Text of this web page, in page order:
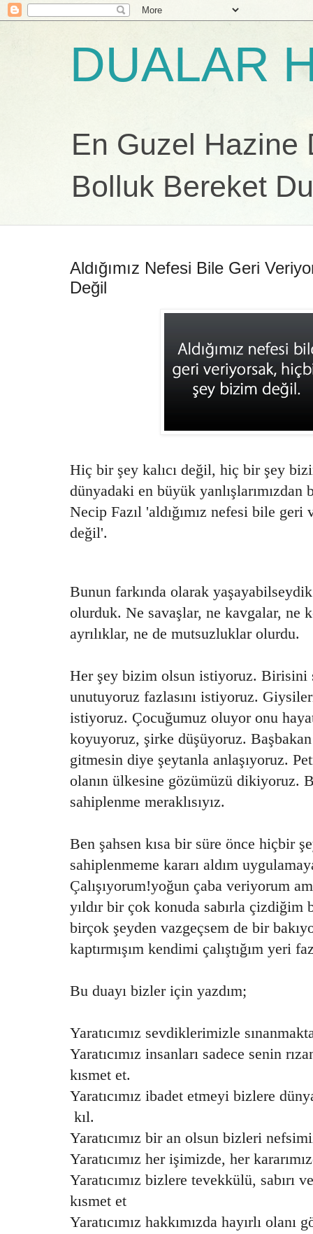
DUALAR
En Guzel Hazine
Bolluk Bereket
Aldığımız Nefesi Bile Geri
Değil
Hiç bir şey kalıcı değil, hiç bir şey
dünyadaki en büyük
Necip Fazıl 'aldığımız nefesi bile
değil'.
Bunun farkında olarak
olurduk. Ne savaşlar, ne kavgalar, ne
ayrılıklar, ne de mutsuzluklar olurdu.
Her şey bizim olsun istiyoruz. Birisini
unutuyoruz fazlasını istiyoruz.
istiyoruz. Çocuğumuz oluyor onu
koyuyoruz, şirke düşüyoruz.
gitmesin diye şeytanla anlaşıyoruz.
olanın ülkesine gözümüzü dikiyoruz.
sahiplenme meraklısıyız.
Ben şahsen kısa bir süre önce hiçbir
sahiplenmeme kararı aldım
Çalışıyorum!yoğun çaba veriyorum
yıldır bir çok konuda sabırla çizdiğim
birçok şeyden vazgeçsem de bir
kaptırmışım kendimi çalıştığım yeri
Bu duayı bizler için yazdım;
Yaratıcımız sevdiklerimizle
Yaratıcımız insanları sadece senin
kısmet et.
Yaratıcımız ibadet etmeyi bizlere
kıl.
Yaratıcımız bir an olsun bizleri
Yaratıcımız her işimizde, her
Yaratıcımız bizlere tevekkülü, sabırı
kısmet et
Yaratıcımız hakkımızda hayırlı olanı